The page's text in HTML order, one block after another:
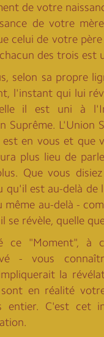
de votre
de votre
celui de votre
des trois est
selon sa propre
l'instant qui lui
il est uni à
Suprême. L'Union
en vous et que
plus lieu de
Que vous
qu'il est au-delà de
même au-delà -
se révèle, quelle
ce "Moment", à
- vous
la
en réalité
entier. C'est cet